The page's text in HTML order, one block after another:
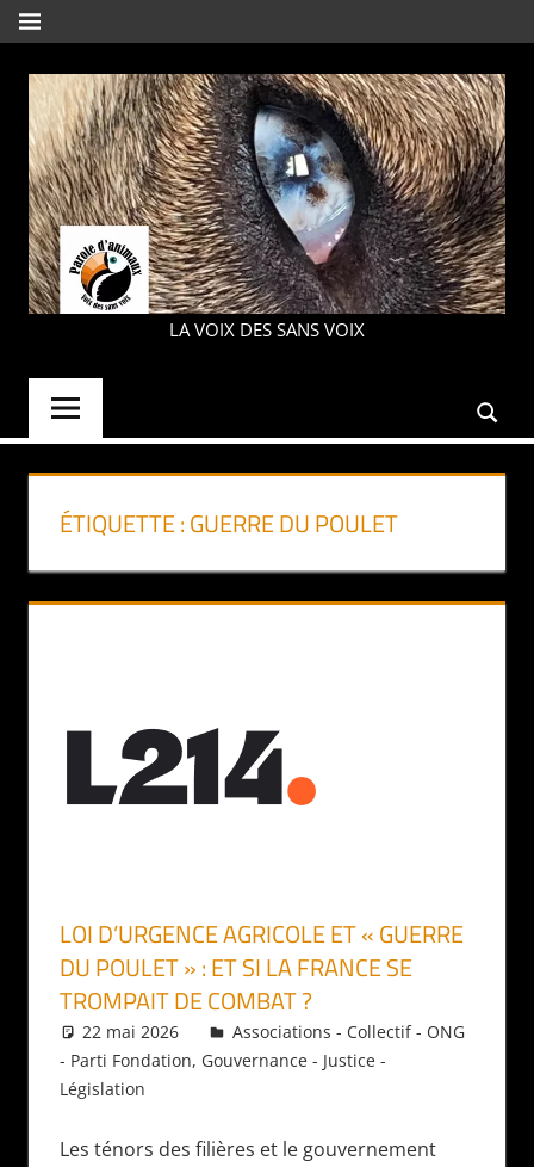
Aller
au
contenu
MENU
PAROLE
LA VOIX DES SANS VOIX
ÉTIQUETTE :GUERRE DU POULET
LOI D’URGENCE AGRICOLE ET « GUERRE
DU POULET » : ET SI LA FRANCE SE
TROMPAIT DE COMBAT ?
22 mai 2026 Daniel
Associations - Collectif - ONG
- Parti Fondation, Gouvernance - Justice -
Législation
Les ténors des filières et le gouvernement